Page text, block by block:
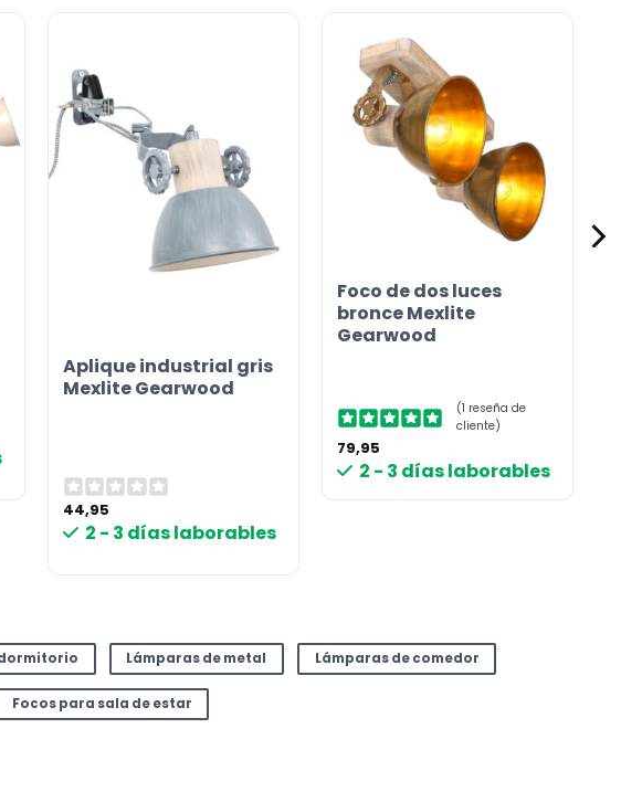
Aplique industrial gris
Mexlite Gearwood
44,95
2 - 3 días laborables
Foco de dos luces
bronce Mexlite
Gearwood
(1 reseña de
cliente)
79,95
2 - 3 días laborables
Lámparas de metal Lámparas de comedor
Focos para sala de estar